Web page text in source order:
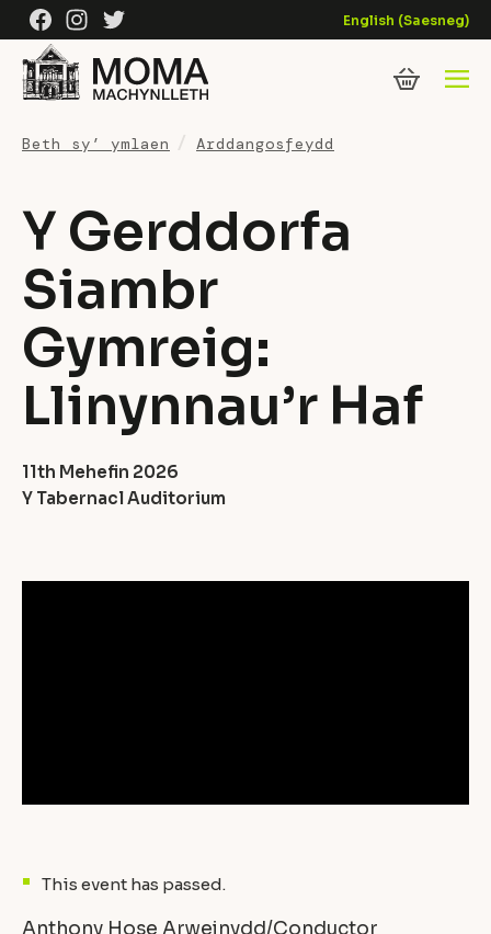
Skip to content
FacebookInstagramTwitter English (Saesneg)
Beth sy’ ymlaen Arddangosfeydd
Y Gerddorfa
Siambr
Gymreig:
Llinynnau’r Haf
11th Mehefin 2026
Y Tabernacl Auditorium
This event has passed.
Anthony Hose Arweinydd/Conductor